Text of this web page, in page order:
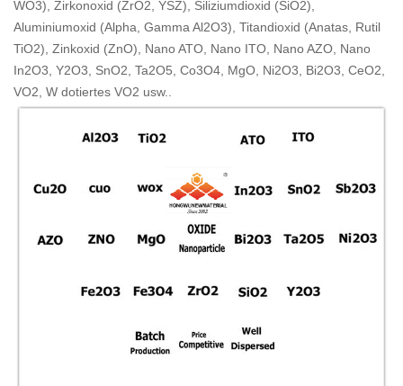
WO3), Zirkonoxid (ZrO2, YSZ), Siliziumdioxid (SiO2),
Aluminiumoxid (Alpha, Gamma Al2O3), Titandioxid (Anatas, Rutil
TiO2), Zinkoxid (ZnO), Nano ATO, Nano ITO, Nano AZO, Nano
In2O3, Y2O3, SnO2, Ta2O5, Co3O4, MgO, Ni2O3, Bi2O3, CeO2,
VO2, W dotiertes VO2 usw..